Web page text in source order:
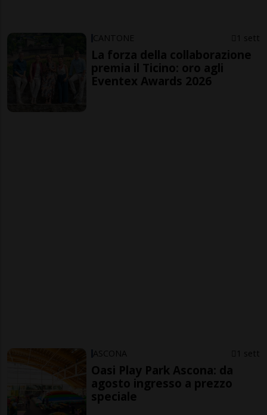
CANTONE 1 sett
La forza della collaborazione
premia il Ticino: oro agli
Eventex Awards 2026
ASCONA 1 sett
Oasi Play Park Ascona: da
agosto ingresso a prezzo
speciale